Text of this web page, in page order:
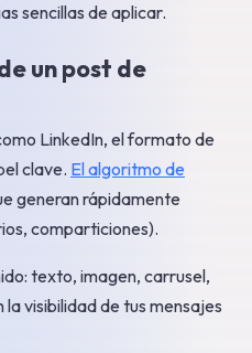
sencillas de aplicar.
un post de
LinkedIn, el formato de
clave. El algoritmo de
generan rápidamente
comparticiones).
texto, imagen, carrusel,
visibilidad de tus mensajes